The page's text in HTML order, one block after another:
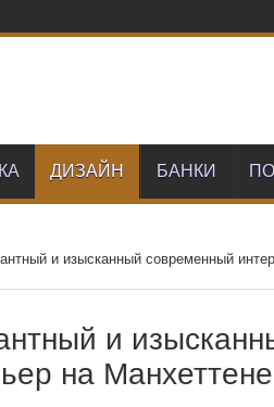
ДИЗАЙН БАНКИ
и изысканный современный
и
на Манхеттене